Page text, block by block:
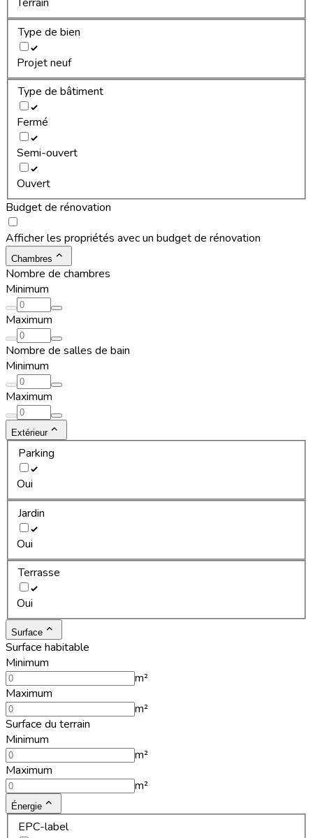
Type de bien
Projet neuf
Type de bâtiment
Fermé
Semi-ouvert
Ouvert
Budget de rénovation
Afficher les propriétés avec un budget de rénovation
Chambres
Nombre de chambres
Minimum
Maximum
Nombre de salles de bain
Minimum
Maximum
Extérieur
Parking
Oui
Jardin
Oui
Terrasse
Oui
Surface
Surface habitable
Minimum
m²
Maximum
m²
Surface du terrain
Minimum
m²
Maximum
m²
Énergie
EPC-label